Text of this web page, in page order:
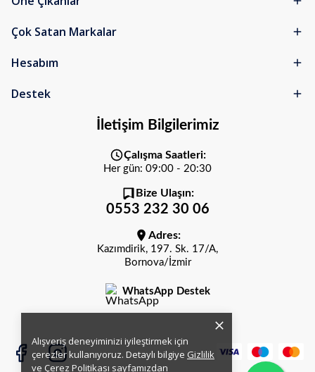
Alışveriş deneyiminizi iyileştirmek için
çerezler kullanıyoruz. Detaylı bilgiye Gizlilik
ve Çerez Politikası sayfamızdan
Çok Satan Markalar
Hesabım
Destek
İletişim Bilgilerimiz
Çalışma Saatleri:
Her gün: 09:00 - 20:30
Bize Ulaşın:
0553 232 30 06
Adres:
Kazımdirik, 197. Sk. 17/A,
Bornova/İzmir
WhatsApp Destek